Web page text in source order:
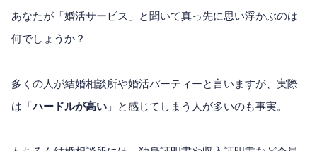
あなたが「婚活サービス」と聞いて真っ先に思い浮かぶのは
何でしょうか？
多くの人が結婚相談所や婚活パーティーと言いますが、実際
は「ハードルが高い 」と感じてしまう人が多いのも事実。